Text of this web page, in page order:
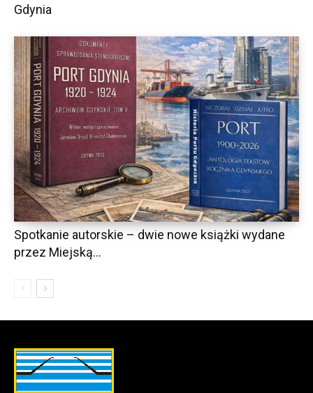
Gdynia
Spotkanie autorskie – dwie nowe książki wydane
przez Miejską...